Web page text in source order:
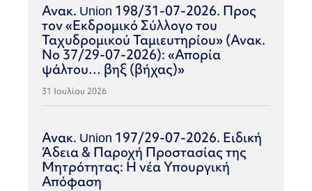
Ανακ. Union 198/31-07-2026. Προς
τον «Εκδρομικό Σύλλογο του
Ταχυδρομικού Ταμιευτηρίου» (Ανακ.
Νο 37/29-07-2026): «Απορία
ψάλτου… βηξ (βήχας)»
31 Ιουλίου 2026
Ανακ. Union 197/29-07-2026. Ειδική
Άδεια & Παροχή Προστασίας της
Μητρότητας: Η νέα Υπουργική
Απόφαση